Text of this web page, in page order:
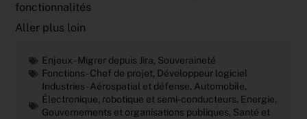
fonctionnalités
Aller plus loin
Enjeux -Migrer depuis Jira, Souveraineté
Fonctions -Chef de projet, Développeur logiciel
Industries -Aérospatial et défense, Automobile,
Électronique, robotique et semi-conducteurs, Energie,
Gouvernements et organisations publiques, Santé et